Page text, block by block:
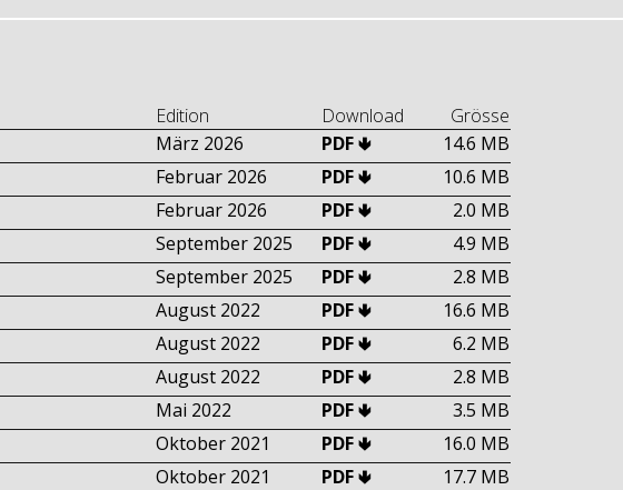
Edition Download
Grösse
März 2026 PDF 🢃
14.6 MB
Februar 2026 PDF 🢃
10.6 MB
Februar 2026 PDF 🢃
2.0 MB
September 2025 PDF 🢃
4.9 MB
September 2025 PDF 🢃
2.8 MB
August 2022 PDF 🢃
16.6 MB
August 2022 PDF 🢃
6.2 MB
August 2022 PDF 🢃
2.8 MB
Mai 2022 PDF 🢃
3.5 MB
Oktober 2021 PDF 🢃
16.0 MB
Oktober 2021 PDF 🢃
17.7 MB